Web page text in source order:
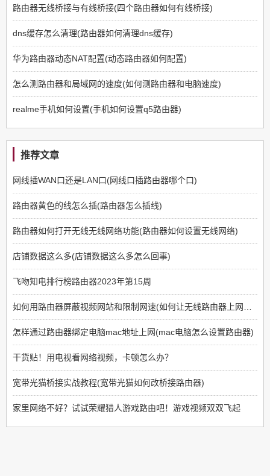
路由器无线桥接与有线桥接(四个路由器如何有线桥接)
dns缓存怎么清理(路由器如何清理dns缓存)
华为路由器动态NAT配置(动态路由器如何配置)
怎么测路由器和局域网的速度(如何测路由器和电脑速度)
realme手机如何设置(手机如何设置q5路由器)
推荐文章
网线插WAN口还是LAN口(网线口插路由器哪个口)
路由器黄色的线怎么插(路由器怎么插线)
路由器如何打开无线无线网络功能(路由器如何设置无线网络)
店铺数据这么多(店铺数据这么多怎么回事)
飞吻知电排行榜路由器2023年第15周
怎样通过路由器绑定电脑mac地址上网(mac电脑怎么设置路由器)
干货贴！用电视看网络视频，卡顿怎么办？
宽带光猫桥接实战教程(宽带光猫如何改桥接路由器)
家里网络不好？试试荣耀猎人游戏路由吧！游戏视频双双飞起